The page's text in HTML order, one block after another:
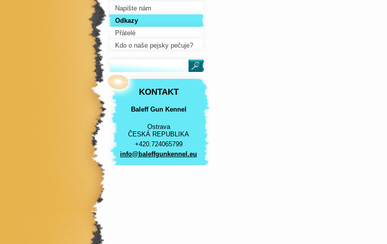
Napište nám
Odkazy
Přátelé
Kdo o naše pejsky pečuje?
KONTAKT
Baleff Gun Kennel
Ostrava
ČESKÁ REPUBLIKA
+420.724065799
info@bal effgunkennel.eu